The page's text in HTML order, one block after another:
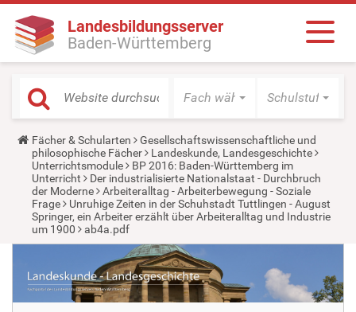
Landesbildungsserver
Baden-Württemberg
Fach wählen Schulstufe
Y
o
u
a
r
e
h
e
r
Fächer & Schularten
Gesellschaftswissenschaftliche und
philosophische Fächer
Landeskunde, Landesgeschichte
Unterrichtsmodule
BP 2016: Baden-Württemberg im
Unterricht
Der industrialisierte Nationalstaat - Durchbruch
der Moderne
Arbeiteralltag - Arbeiterbewegung - Soziale
Frage
Unruhige Zeiten in der Schuhstadt Tuttlingen - August
Springer, ein Arbeiter erzählt über Arbeiteralltag und Industrie
um 1900
ab4a.pdf